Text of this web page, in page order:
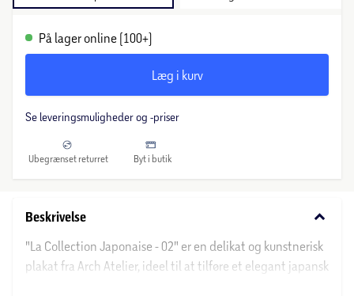
På lager online (100+)
Læg i kurv
Se leveringsmuligheder og -priser
Ubegrænset returret Byt i butik
Beskrivelse keyboard_arrow_down
"La Collection Japonaise - 02" er en delikat og kunstnerisk
plakat fra Arch Atelier, ideel til at tilføre et elegant japansk